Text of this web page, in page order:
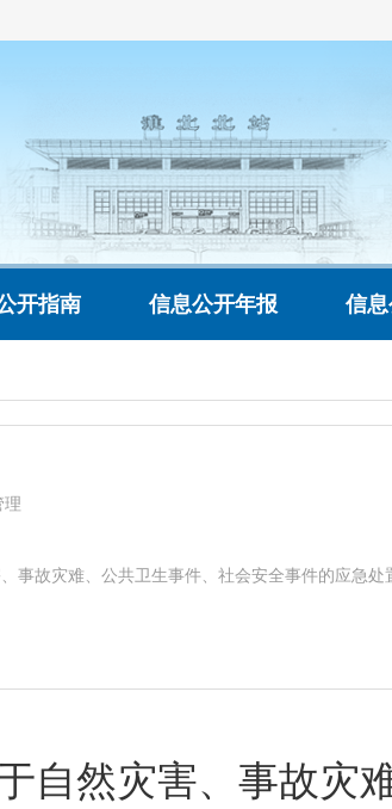
开指南 信息公开年报 信
理
事故灾难、公共卫生事件、社会安全事件的应急处
自然灾害、事故灾